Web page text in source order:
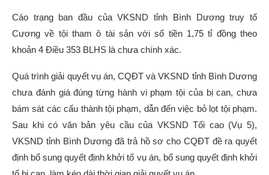
Cáo trạng ban đầu của VKSND tỉnh Bình Dương truy tố
Cương về tội tham ô tài sản với số tiền 1,75 tỉ đồng theo
khoản 4 Điều 353 BLHS là chưa chính xác.
Quá trình giải quyết vụ án, CQĐT và VKSND tỉnh Bình Dương
chưa đánh giá đúng từng hành vi phạm tội của bị can, chưa
bám sát các cấu thành tội phạm, dẫn đến việc bỏ lọt tội phạm.
Sau khi có văn bản yêu cầu của VKSND Tối cao (Vụ 5),
VKSND tỉnh Bình Dương đã trả hồ sơ cho CQĐT đề ra quyết
định bổ sung quyết định khởi tố vụ án, bổ sung quyết định khởi